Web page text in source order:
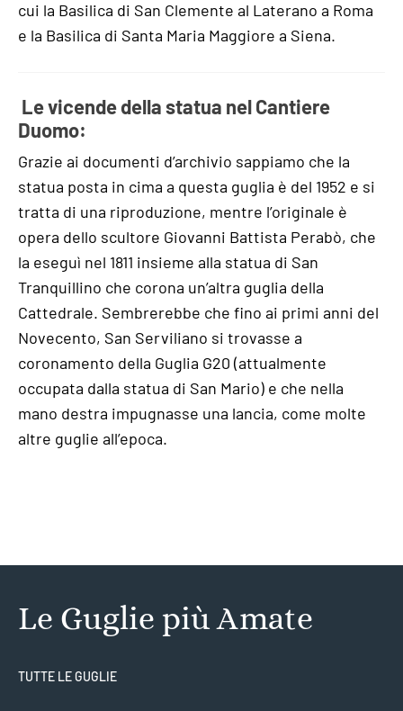
cui la Basilica di San Clemente al Laterano a Roma
e la Basilica di Santa Maria Maggiore a Siena.
Le vicende della statua nel Cantiere
Duomo:
Grazie ai documenti d’archivio sappiamo che la
statua posta in cima a questa guglia è del 1952 e si
tratta di una riproduzione, mentre l’originale è
opera dello scultore Giovanni Battista Perabò, che
la eseguì nel 1811 insieme alla statua di San
Tranquillino che corona un’altra guglia della
Cattedrale. Sembrerebbe che fino ai primi anni del
Novecento, San Serviliano si trovasse a
coronamento della Guglia G20 (attualmente
occupata dalla statua di San Mario) e che nella
mano destra impugnasse una lancia, come molte
altre guglie all’epoca.
Le Guglie più Amate
TUTTE LE GUGLIE